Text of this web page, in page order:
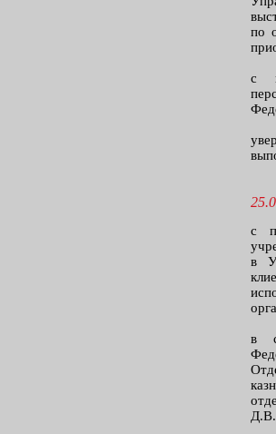
по
с
с
в
в